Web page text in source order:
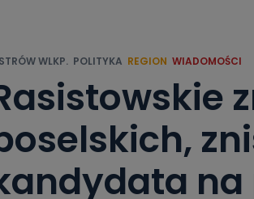
WLKP. POLITYKA REGION WIADOMOŚCI
na